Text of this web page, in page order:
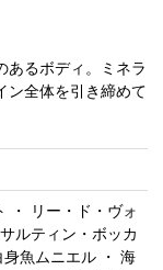
あるボディ。ミネラ
ン全体を引き締めて
・ リー・ド・ヴォ
ルティン・ボッカ
身魚ムニエル ・ 海